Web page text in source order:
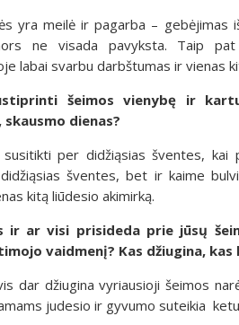
yra meilė ir pagarba – gebėjimas
ne visada pavyksta. Taip pat
labai svarbu darbštumas ir vienas
šeimos vienybę ir
dienas?
per didžiąsias šventes, kai
šventes, bet ir kaime
kitą liūdesio akimirką.
ir ar visi prisideda prie jūsų
vaidmenį? Kas džiugina, kas
dar džiugina vyriausioji šeimos
judesio ir gyvumo suteikia